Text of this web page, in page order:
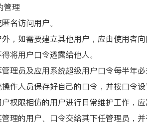
管理
名访问用户。
，如需要建立其他用户，应由使用者
将用户口令透露给他人。
理员及应用系统超级用户口令每半年
作人员保存好自己的口令，并按口令设
权限相仿的用户进行日常维护工作，应
理的用户、口令交给其下任管理员，